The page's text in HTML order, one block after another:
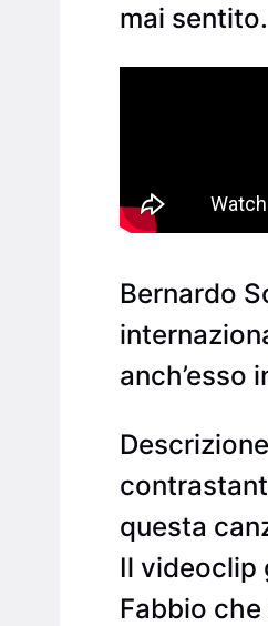
mai sentito.
Bernardo
anch’esso
questa
Il videoclip
Fabbio